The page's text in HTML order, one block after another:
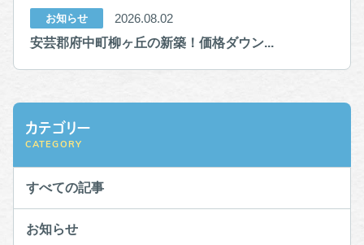
お知らせ
2026.08.02
安芸郡府中町柳ヶ丘の新築！価格ダウン...
カテゴリー
CATEGORY
すべての記事
お知らせ